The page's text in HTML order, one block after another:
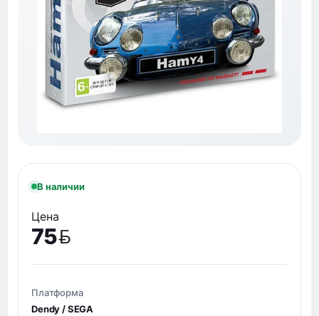
В наличии
Цена
75
BYN
Платформа
Dendy / SEGA